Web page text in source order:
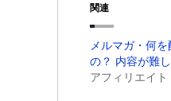
t
e
で
共
有
関連
メルマガ・何
の？ 内容が難し
アフィリエイト